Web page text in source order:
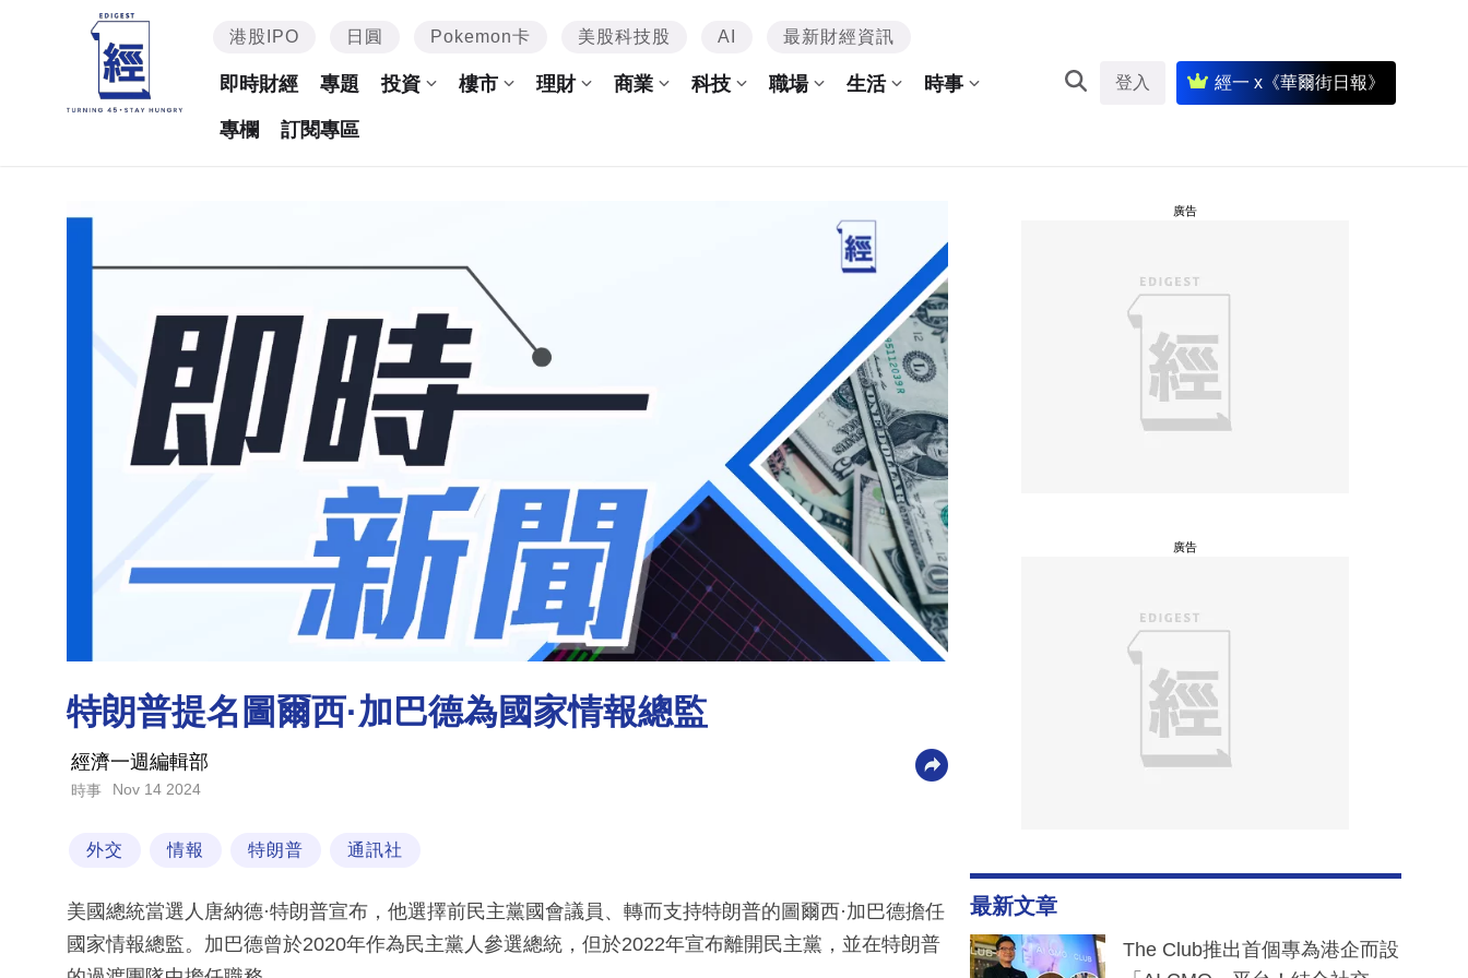
港股IPO 日圓 Pokemon卡 美股科技股 AI 最新財經資訊
即時財經 專題 投資 樓市 理財 商業 科技 職場 生活 時事
專欄 訂閱專區
登入 經一 x《華爾街日報》
特朗普提名圖爾西·加巴德為國家情報總監
經濟一週編輯部
時事 Nov 14 2024
外交 情報 特朗普 通訊社
美國總統當選人唐納德·特朗普宣布，他選擇前民主黨國會議員、轉而支持特朗普的圖爾西·加巴德擔任
國家情報總監。加巴德曾於2020年作為民主黨人參選總統，但於2022年宣布離開民主黨，並在特朗普
廣告
廣告
最新文章
The Club推出首個專為港企而設